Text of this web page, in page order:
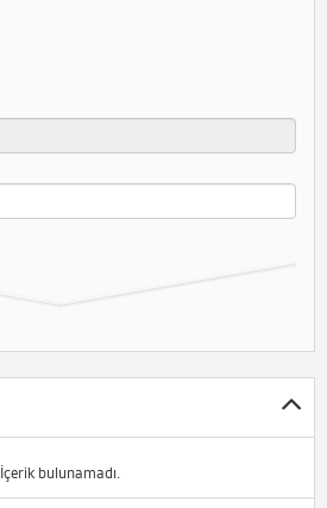
İçerik bulunamadı.